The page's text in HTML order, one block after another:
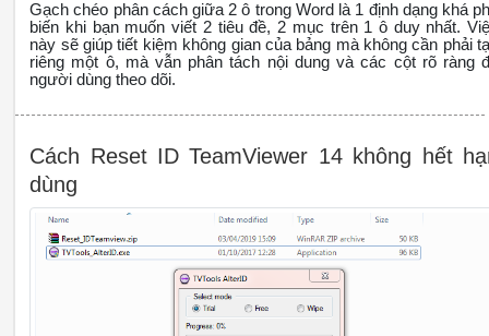
Gạch chéo phân cách giữa 2 ô trong Word là 1 định dạng khá
biến khi bạn muốn viết 2 tiêu đề, 2 mục trên 1 ô duy nhất.
này sẽ giúp tiết kiệm không gian của bảng mà không cần phải
riêng một ô, mà vẫn phân tách nội dung và các cột rõ ràng
người dùng theo dõi.
Cách Reset ID TeamViewer 14 không hết
dùng